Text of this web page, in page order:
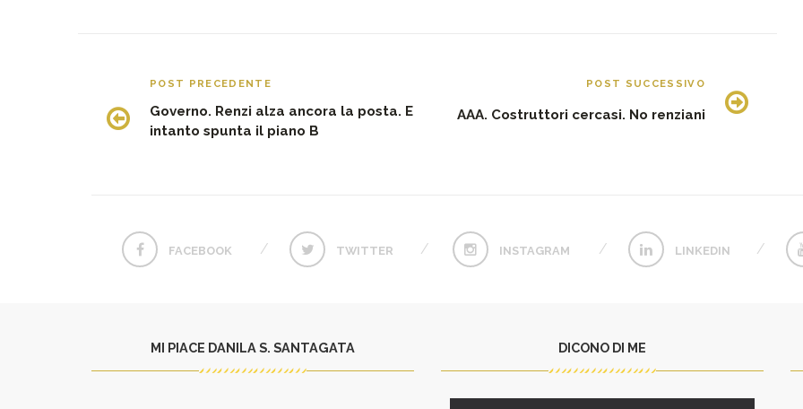
POST PRECEDENTE
Governo. Renzi alza ancora la posta. E
intanto spunta il piano B
POST SUCCESSIVO
AAA. Costruttori cercasi. No renziani
FACEBOOK TWITTER INSTAGRAM LINKEDIN
MI PIACE DANILA S. SANTAGATA DICONO DI ME